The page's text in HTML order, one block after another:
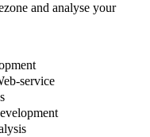
and analyse your
service